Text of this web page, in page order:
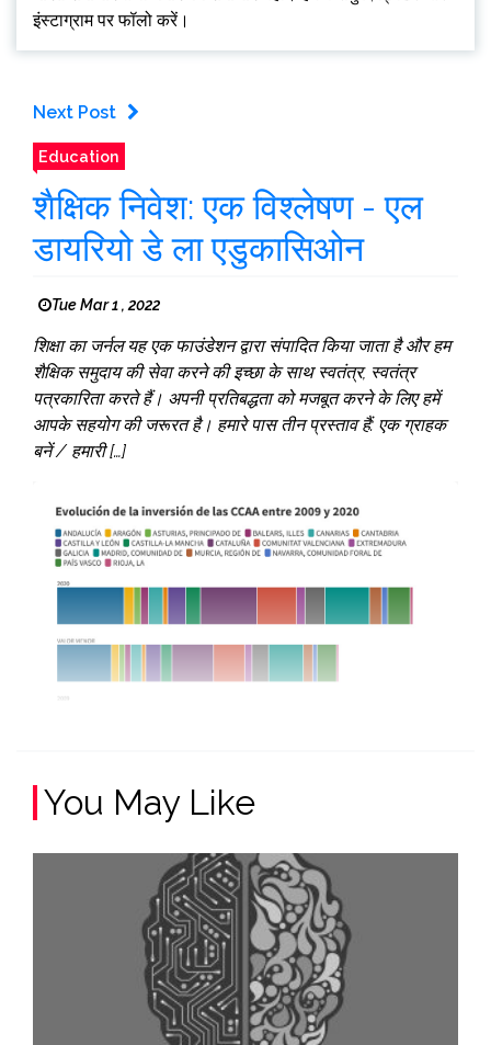
इंस्टाग्राम पर फॉलो करें।
Next Post
Education
शैक्षिक निवेश: एक विश्लेषण - एल
डायरियो डे ला एडुकासिओन
Tue Mar 1 , 2022
शिक्षा का जर्नल यह एक फाउंडेशन द्वारा संपादित किया जाता है और हम
शैक्षिक समुदाय की सेवा करने की इच्छा के साथ स्वतंत्र, स्वतंत्र
पत्रकारिता करते हैं। अपनी प्रतिबद्धता को मजबूत करने के लिए हमें
आपके सहयोग की जरूरत है। हमारे पास तीन प्रस्ताव हैं: एक ग्राहक
बनें / हमारी […]
You May Like